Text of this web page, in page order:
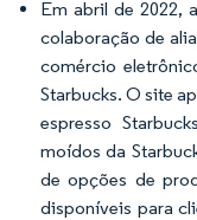
Em abril de 2022,
colaboração de
comércio
Starbucks. O site
espresso
moídos da
de opções de
disponíveis para